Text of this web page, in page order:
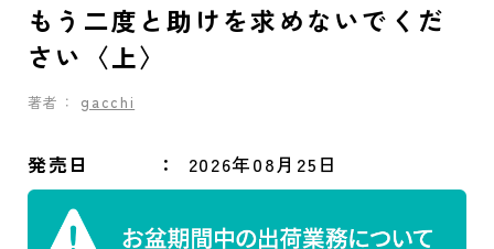
もう二度と助けを求めないでくだ
さい〈上〉
著者： gacchi
発売日 2026年08月25日